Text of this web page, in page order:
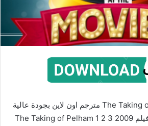
فيلم The Taking of Pelham 1 2 3 مترجم اون لاين بجودة عالية
على اكثر من سيرفر فيلم The Taking of Pelham 1 2 3 2009